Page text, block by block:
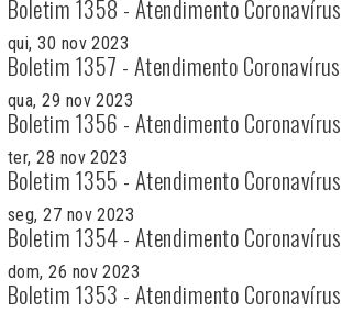
Boletim 1358 - Atendimento Coronavírus
qui, 30 nov 2023
Boletim 1357 - Atendimento Coronavírus
qua, 29 nov 2023
Boletim 1356 - Atendimento Coronavírus
ter, 28 nov 2023
Boletim 1355 - Atendimento Coronavírus
seg, 27 nov 2023
Boletim 1354 - Atendimento Coronavírus
dom, 26 nov 2023
Boletim 1353 - Atendimento Coronavírus